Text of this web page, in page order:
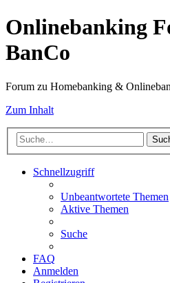
Onlinebanking
BanCo
Forum zu Homebanking &
Zum Inhalt
Schnellzugriff
Unbeantwortete Themen
Aktive Themen
Suche
FAQ
Anmelden